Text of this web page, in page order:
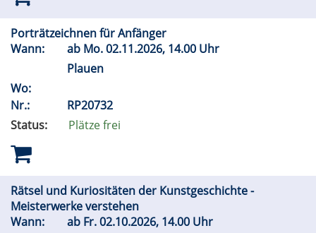
Porträtzeichnen für Anfänger
Wann:
ab Mo.02.11.2026, 14.00 Uhr
Plauen
Wo:
Nr.:
RP20732
Status:
Plätze frei
Rätsel und Kuriositäten der Kunstgeschichte -
Meisterwerke verstehen
Wann:
ab Fr.02.10.2026, 14.00 Uhr